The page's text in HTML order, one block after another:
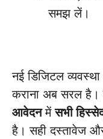
समझ लें।
नई डिजिटल व्यवस्था
कराना अब सरल है।
आवेदनमेंसभी
है। सही दस्तावेज